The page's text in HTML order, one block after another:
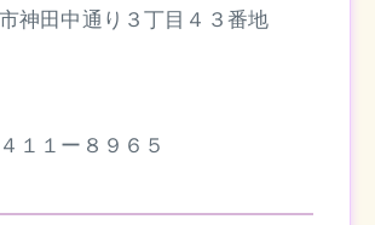
神田中通り３丁目４３番地
１１ー８９６５